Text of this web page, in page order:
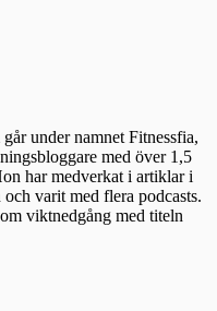
under namnet Fitnessfia,
med över 1,5
har medverkat i artiklar i
varit med flera podcasts.
viktnedgång med titeln